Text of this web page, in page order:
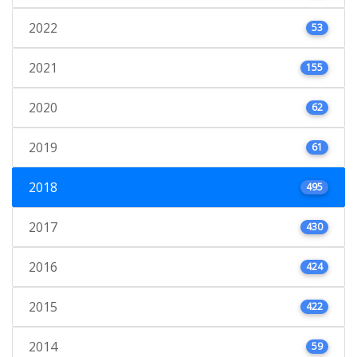
2022 53
2021 155
2020 62
2019 61
2018 495
2017 430
2016 424
2015 422
2014 59